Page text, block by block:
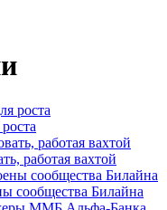
работая вахтой
сообщества Билайна